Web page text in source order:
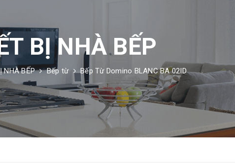
BỊ NHÀ BẾP
NHÀ BẾP Bếp từ Bếp Từ Domino BLANC BA 02ID